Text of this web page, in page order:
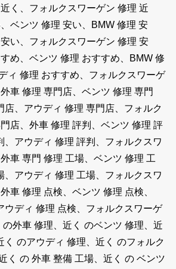
く、フォルクスワーゲン 修理 近
ベンツ 修理 安い、BMW 修理 安
い、フォルクスワーゲン 修理 安
め、ベンツ 修理 おすすめ、BMW 修
ィ 修理 おすすめ、フォルクスワーゲ
車 修理 専門店、ベンツ 修理 専門
店、アウディ 修理 専門店、フォルク
店、外車 修理 評判、ベンツ 修理 評
、アウディ 修理 評判、フォルクスワ
車 専門 修理 工場、ベンツ 修理 工
、アウディ 修理 工場、フォルクスワ
車 修理 点検、ベンツ 修理 点検、
ウディ 修理 点検、フォルクスワーゲ
の外車 修理、近く のベンツ 修理、近
く のアウディ 修理、近く のフォルク
く の 外車 整備 工場、近く の ベンツ